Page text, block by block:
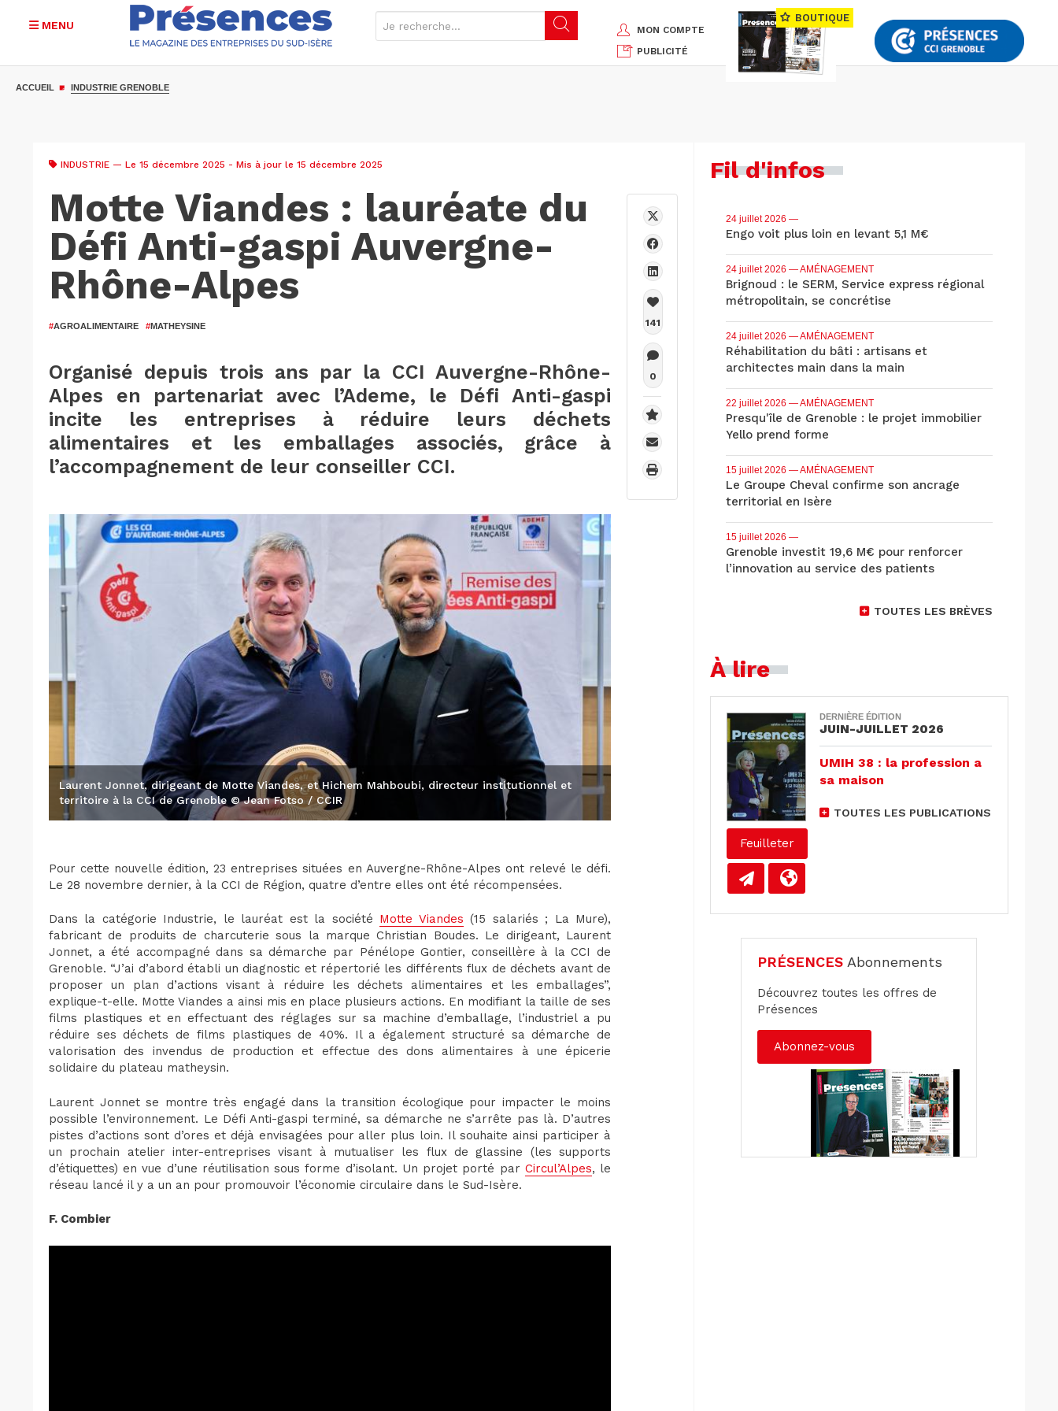
MENU
MON COMPTE
PUBLICITÉ
BOUTIQUE
ACCUEIL INDUSTRIE GRENOBLE
INDUSTRIE — Le 15 décembre 2025 - Mis à jour le 15 décembre 2025
Motte Viandes : lauréate du
Défi Anti-gaspi Auvergne-
Rhône-Alpes
#AGROALIMENTAIRE #MATHEYSINE
Organisé depuis trois ans par la CCI Auvergne-Rhône-
Alpes en partenariat avec l’Ademe, le Défi Anti-gaspi
incite les entreprises à réduire leurs déchets
alimentaires et les emballages associés, grâce à
l’accompagnement de leur conseiller CCI.
Laurent Jonnet, dirigeant de Motte Viandes, et Hichem Mahboubi, directeur institutionnel et
territoire à la CCI de Grenoble © Jean Fotso / CCIR
Pour cette nouvelle édition, 23 entreprises situées en Auvergne-Rhône-Alpes ont relevé le défi.
Le 28 novembre dernier, à la CCI de Région, quatre d’entre elles ont été récompensées.
Dans la catégorie Industrie, le lauréat est la société Motte Viandes (15 salariés ; La Mure),
fabricant de produits de charcuterie sous la marque Christian Boudes. Le dirigeant, Laurent
Jonnet, a été accompagné dans sa démarche par Pénélope Gontier, conseillère à la CCI de
Grenoble. “J’ai d’abord établi un diagnostic et répertorié les différents flux de déchets avant de
proposer un plan d’actions visant à réduire les déchets alimentaires et les emballages”,
explique-t-elle. Motte Viandes a ainsi mis en place plusieurs actions. En modifiant la taille de ses
films plastiques et en effectuant des réglages sur sa machine d’emballage, l’industriel a pu
réduire ses déchets de films plastiques de 40%. Il a également structuré sa démarche de
valorisation des invendus de production et effectue des dons alimentaires à une épicerie
solidaire du plateau matheysin.
Laurent Jonnet se montre très engagé dans la transition écologique pour impacter le moins
possible l’environnement. Le Défi Anti-gaspi terminé, sa démarche ne s’arrête pas là. D’autres
pistes d’actions sont d’ores et déjà envisagées pour aller plus loin. Il souhaite ainsi participer à
un prochain atelier inter-entreprises visant à mutualiser les flux de glassine (les supports
d’étiquettes) en vue d’une réutilisation sous forme d’isolant. Un projet porté par Circul’Alpes, le
réseau lancé il y a un an pour promouvoir l’économie circulaire dans le Sud-Isère.
F. Combier
141
0
Fil d'infos
24 juillet 2026 —
Engo voit plus loin en levant 5,1 M€
24 juillet 2026 — AMÉNAGEMENT
Brignoud : le SERM, Service express régional
métropolitain, se concrétise
24 juillet 2026 — AMÉNAGEMENT
Réhabilitation du bâti : artisans et
architectes main dans la main
22 juillet 2026 — AMÉNAGEMENT
Presqu'île de Grenoble : le projet immobilier
Yello prend forme
15 juillet 2026 — AMÉNAGEMENT
Le Groupe Cheval confirme son ancrage
territorial en Isère
15 juillet 2026 —
Grenoble investit 19,6 M€ pour renforcer
l’innovation au service des patients
TOUTES LES BRÈVES
À lire
Feuilleter
DERNIÈRE ÉDITION
JUIN-JUILLET 2026
UMIH 38 : la profession a
sa maison
TOUTES LES PUBLICATIONS
PRÉSENCES Abonnements
Découvrez toutes les offres de
Présences
Abonnez-vous